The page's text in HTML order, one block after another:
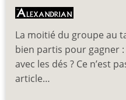
La moitié du groupe au
bien partis pour gagner
avec les dés ? Ce n’est
article…